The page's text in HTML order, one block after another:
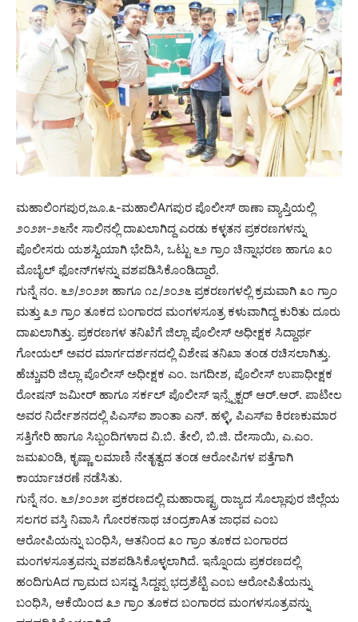
ಮಹಾಲಿಂಗಪುರ,ಜೂ.೩-ಮಹಾಲಿAಗಪುರ ಪೊಲೀಸ್ ಠಾಣಾ ವ್ಯಾಪ್ತಿಯಲ್ಲಿ
೨೦೨೫-೨೬ನೇ ಸಾಲಿನಲ್ಲಿ ದಾಖಲಾಗಿದ್ದ ಎರಡು ಕಳ್ಳತನ ಪ್ರಕರಣಗಳನ್ನು
ಪೊಲೀಸರು ಯಶಸ್ವಿಯಾಗಿ ಭೇದಿಸಿ, ಒಟ್ಟು ೬೨ ಗ್ರಾಂ ಚಿನ್ನಾಭರಣ ಹಾಗೂ ೩೦
ಮೊಬೈಲ್ ಫೋನ್‌ಗಳನ್ನು ವಶಪಡಿಸಿಕೊಂಡಿದ್ದಾರೆ.
ಗುನ್ನೆ ನಂ. ೬೨/೨೦೨೫ ಹಾಗೂ ೧೭/೨೦೨೬ ಪ್ರಕರಣಗಳಲ್ಲಿ ಕ್ರಮವಾಗಿ ೩೦ ಗ್ರಾಂ
ಮತ್ತು ೩೨ ಗ್ರಾಂ ತೂಕದ ಬಂಗಾರದ ಮಂಗಳಸೂತ್ರ ಕಳುವಾಗಿದ್ದ ಕುರಿತು ದೂರು
ದಾಖಲಾಗಿತ್ತು. ಪ್ರಕರಣಗಳ ತನಿಖೆಗೆ ಜಿಲ್ಲಾ ಪೊಲೀಸ್ ಅಧೀಕ್ಷಕ ಸಿದ್ದಾರ್ಥ
ಗೋಯಲ್ ಅವರ ಮಾರ್ಗದರ್ಶನದಲ್ಲಿ ವಿಶೇಷ ತನಿಖಾ ತಂಡ ರಚಿಸಲಾಗಿತ್ತು.
ಹೆಚ್ಚುವರಿ ಜಿಲ್ಲಾ ಪೊಲೀಸ್ ಅಧೀಕ್ಷಕ ಎಂ. ಜಗದೀಶ, ಪೊಲೀಸ್ ಉಪಾಧೀಕ್ಷಕ
ರೋಷನ್ ಜಮೀರ್ ಹಾಗೂ ಸರ್ಕಲ್ ಪೊಲೀಸ್ ಇನ್ಸ್ಪೆಕ್ಟರ್ ಆರ್.ಆರ್. ಪಾಟೀಲ
ಅವರ ನಿರ್ದೇಶನದಲ್ಲಿ ಪಿಎಸ್‌ಐ ಶಾಂತಾ ಎನ್. ಹಳ್ಳಿ, ಪಿಎಸ್‌ಐ ಕಿರಣಕುಮಾರ
ಸತ್ತಿಗೇರಿ ಹಾಗೂ ಸಿಬ್ಬಂದಿಗಳಾದ ವಿ.ಬಿ. ತೇಲಿ, ಬಿ.ಜಿ. ದೇಸಾಯಿ, ಎ.ಎಂ.
ಜಮಖಂಡಿ, ಕೃಷ್ಣಾ ಲಮಾಣಿ ನೇತೃತ್ವದ ತಂಡ ಆರೋಪಿಗಳ ಪತ್ತೆಗಾಗಿ
ಕಾರ್ಯಾಚರಣೆ ನಡೆಸಿತು.
ಗುನ್ನೆ ನಂ. ೬೨/೨೦೨೫ ಪ್ರಕರಣದಲ್ಲಿ ಮಹಾರಾಷ್ಟ್ರ ರಾಜ್ಯದ ಸೊಲ್ಲಾಪುರ ಜಿಲ್ಲೆಯ
ಸಲಗರ ವಸ್ತಿ ನಿವಾಸಿ ಗೋರಕನಾಥ ಚಂದ್ರಕಾAತ ಜಾಧವ ಎಂಬ
ಆರೋಪಿಯನ್ನು ಬಂಧಿಸಿ, ಆತನಿಂದ ೩೦ ಗ್ರಾಂ ತೂಕದ ಬಂಗಾರದ
ಮಂಗಳಸೂತ್ರವನ್ನು ವಶಪಡಿಸಿಕೊಳ್ಳಲಾಗಿದೆ. ಇನ್ನೊಂದು ಪ್ರಕರಣದಲ್ಲಿ
ಹಂದಿಗುAದ ಗ್ರಾಮದ ಬಸವ್ವ ಸಿದ್ದಪ್ಪ ಭದ್ರಶೆಟ್ಟಿ ಎಂಬ ಆರೋಪಿತೆಯನ್ನು
ಬಂಧಿಸಿ, ಆಕೆಯಿಂದ ೩೨ ಗ್ರಾಂ ತೂಕದ ಬಂಗಾರದ ಮಂಗಳಸೂತ್ರವನ್ನು